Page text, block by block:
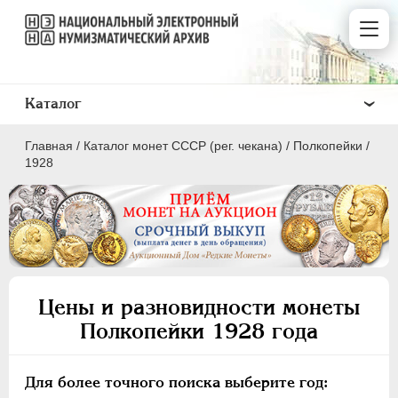
Главная / Каталог монет СССР (рег. чекана) / Полкопейки /
1928
Цены и разновидности монеты
Полкопейки 1928 года
Для более точного поиска выберите год:
Каталог
ПОЛКОПЕЙКИ
2 КОПЕЙКИ
3 КОПЕЙКИ
10 КОПЕЕК